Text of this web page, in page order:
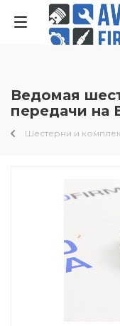
Ведомая
передачи на
Шестерни и